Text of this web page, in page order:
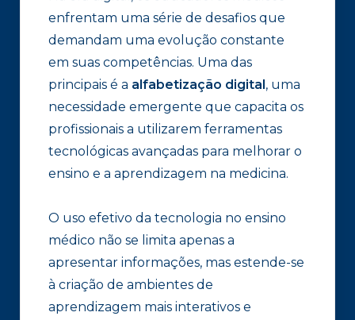
enfrentam uma série de desafios que
demandam uma evolução constante
em suas competências. Uma das
principais é a alfabetização digital, uma
necessidade emergente que capacita os
profissionais a utilizarem ferramentas
tecnológicas avançadas para melhorar o
ensino e a aprendizagem na medicina.
O uso efetivo da tecnologia no ensino
médico não se limita apenas a
apresentar informações, mas estende-se
à criação de ambientes de
aprendizagem mais interativos e